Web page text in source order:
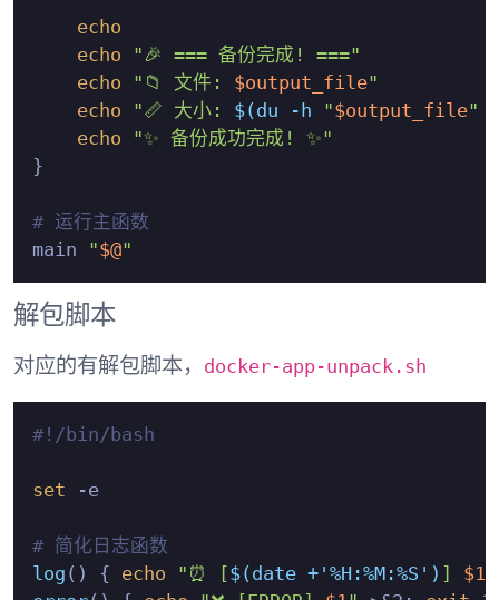
echo
echo
"🎉 === 备份完成! ==="
echo
"📁 文件: $output_file"
echo
"📏 大小: $(du -h "$output_file"
echo
"✨ 备份成功完成! ✨"
}
# 运行主函数
main
"$@"
解包脚本
对应的有解包脚本， docker-app-unpack.sh
#!/bin/bash
set -e
# 简化日志函数
log () { echo "⏰ [$(date +'%H:%M:%S') ] $1